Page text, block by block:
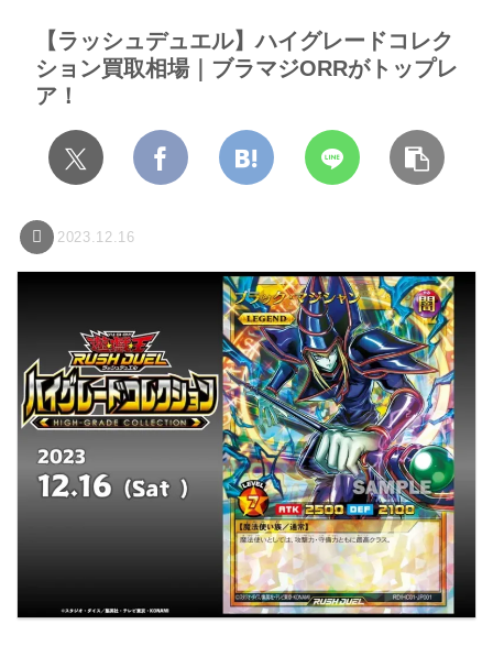
【ラッシュデュエル】ハイグレードコレク
ション買取相場｜ブラマジORRがトップレ
ア！
2023.12.16